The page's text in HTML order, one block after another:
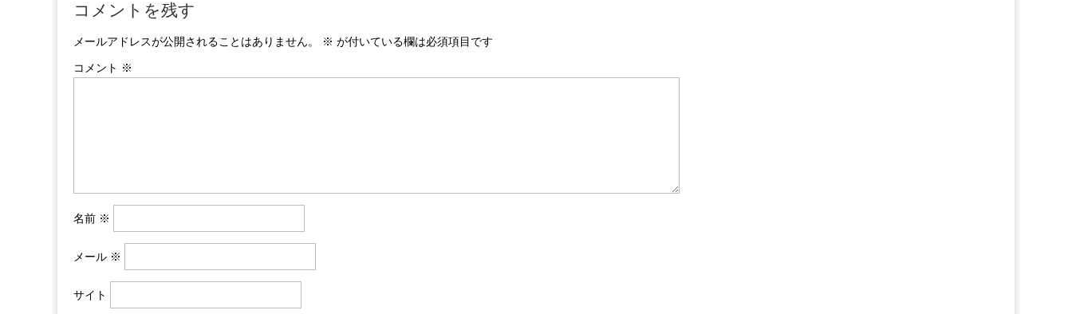
コメントを残す
メールアドレスが公開されることはありません。 ※ が付いている欄は必須項目です
コメント ※
名前 ※
メール ※
サイト